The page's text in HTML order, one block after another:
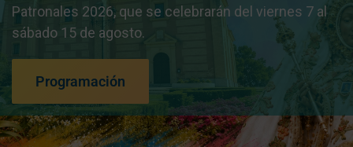
Patronales 2026, que se celebrarán del viernes 7 al
sábado 15 de agosto.
Programación